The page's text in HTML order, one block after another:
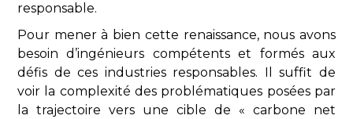
responsable.
Pour mener à bien cette renaissance, nous avons
besoin d’ingénieurs compétents et formés aux
défis de ces industries responsables. Il suffit de
voir la complexité des problématiques posées par
la trajectoire vers une cible de « carbone net